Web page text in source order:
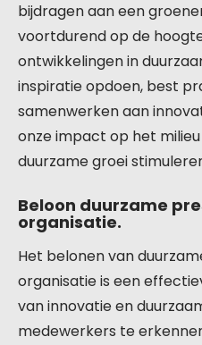
bijdragen aan een
voortdurend op de
ontwikkelingen in
inspiratie opdoen, best
samenwerken aan
onze impact op het
duurzame groei
Beloon duurzame
organisatie.
Het belonen van
organisatie is een
van innovatie en
medewerkers te